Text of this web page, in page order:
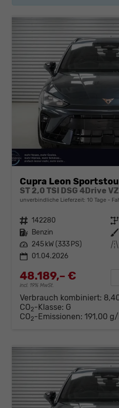
Cupra Leon
ST 2,0 TSI DSG 4Drive
unverbindliche Lieferzeit: 10 Tage
Fahrzeugnr. 142280 Getriebe
Kraftstoff Benzin Außenfarbe
Leistung 245 kW (333 PS) Kilometerstand
01.04.2026
48.189,– €
incl. 19% MwSt.
Verbrauch kombiniert:
CO2-Klasse: G
CO2-Emissionen: 191,00